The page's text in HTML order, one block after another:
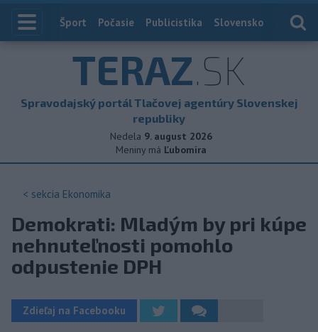
Index
Šport Počasie Publicistika Slovensko
TERAZ.SK
Spravodajský portál Tlačovej agentúry Slovenskej
republiky
Nedela 9. august 2026
Meniny má Ľubomíra
< sekcia Ekonomika
Demokrati: Mladým by pri kúpe
nehnuteľnosti pomohlo
odpustenie DPH
Zdieľaj na Facebooku